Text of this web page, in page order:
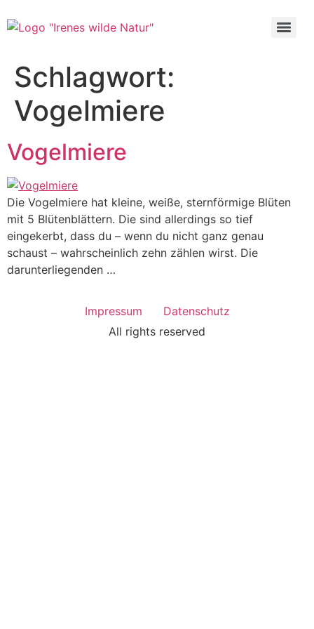
Schlagwort:
Vogelmiere
Vogelmiere
Die Vogelmiere hat kleine, weiße, sternförmige Blüten
mit 5 Blütenblättern. Die sind allerdings so tief
eingekerbt, dass du – wenn du nicht ganz genau
schaust – wahrscheinlich zehn zählen wirst. Die
darunterliegenden …
Impressum
Datenschutz
All rights reserved